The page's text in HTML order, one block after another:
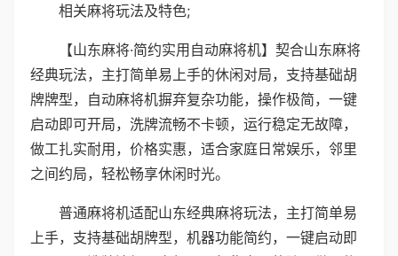
相关麻将玩法及特色;
【山东麻将·简约实用自动麻将机】契合山东麻将
经典玩法，主打简单易上手的休闲对局，支持基础胡
牌牌型，自动麻将机摒弃复杂功能，操作极简，一键
启动即可开局，洗牌流畅不卡顿，运行稳定无故障，
做工扎实耐用，价格实惠，适合家庭日常娱乐，邻里
之间约局，轻松畅享休闲时光。
普通麻将机适配山东经典麻将玩法，主打简单易
上手，支持基础胡牌型，机器功能简约，一键启动即